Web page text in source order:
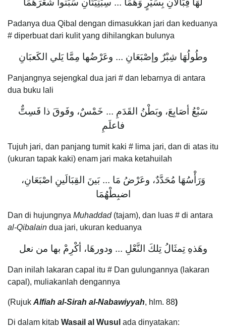
لهَا قِبَالانِ بِسَيْرٍ وَهُمَا ... سِبْتِيَّتَانِ سَبَتوا شَعْرَهُمَا
Padanya dua Qibal dengan dimasukkan jari dan keduanya
# diperbuat dari kulit yang dihilangkan bulunya
وطُولُهَا شِبْرٌ وإصْبَعَانِ ... وعَرْضُها مِمَّا يَلي الكَعبَانِ
Panjangnya sejengkal dua jari # dan lebarnya di antara
dua buku lali
سَبْعُ أصَابِعَ، وبَطْنُ القَدَمِ ... خَمْسٌ، وفَوقَ ذا فَسِتٌّ
فاعلَمِ
Tujuh jari, dan panjang tumit kaki # lima jari, dan di atas itu
(ukuran tapak kaki) enam jari maka ketahuilah
وَرَأْسُهَا مُحَدَّدٌ، وعَرْضُ مَا ... بَينَ القِبَالَينِ اصْبَعَانِ،
اضبِطْهُمَا
Dan di hujungnya Muhaddad(tajam), dan luas # di antara
al-Qibalain dua jari, ukuran keduanya
وهَذهِ تِمثَالُ تِلكَ النَّعْلِ ... ودورهَا، أكْرِمْ بها من نعل
Dan inilah lakaran capal itu # Dan gulungannya (lakaran
capal), muliakanlah dengannya
(Rujuk Alfiah al-Sirah al-Nabawiyyah, hlm. 88)
Di dalam kitab Wasail al Wusul ada dinyatakan: